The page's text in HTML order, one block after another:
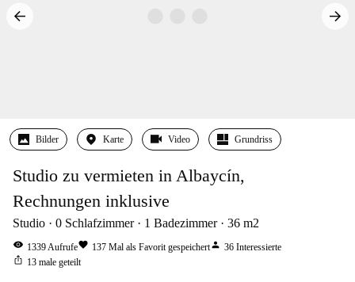
Bilder Karte Video Grundriss
Studio zu vermieten in Albaycín,
Rechnungen inklusive
Studio 0 Schlafzimmer 1 Badezimmer 36 m2
visibility 1339Aufrufefavorite 137 Mal als Favorit gespeichertperson 36 Interessierte
ios_share 13 male geteilt